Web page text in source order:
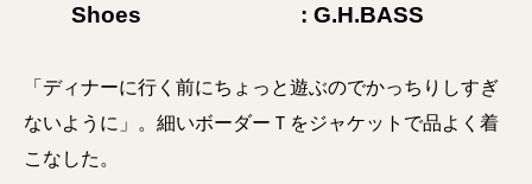
Shoes : G.H.BASS
「ディナーに行く前にちょっと遊ぶのでかっちりしすぎ
ないように」。細いボーダーＴをジャケットで品よく着
こなした。